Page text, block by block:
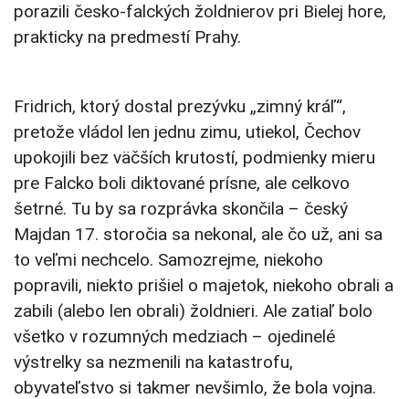
porazili česko-falckých žoldnierov pri Bielej hore,
prakticky na predmestí Prahy.
Fridrich, ktorý dostal prezývku „zimný kráľ“,
pretože vládol len jednu zimu, utiekol, Čechov
upokojili bez väčších krutostí, podmienky mieru
pre Falcko boli diktované prísne, ale celkovo
šetrné. Tu by sa rozprávka skončila – český
Majdan 17. storočia sa nekonal, ale čo už, ani sa
to veľmi nechcelo. Samozrejme, niekoho
popravili, niekto prišiel o majetok, niekoho obrali a
zabili (alebo len obrali) žoldnieri. Ale zatiaľ bolo
všetko v rozumných medziach – ojedinelé
výstrelky sa nezmenili na katastrofu,
obyvateľstvo si takmer nevšimlo, že bola vojna.